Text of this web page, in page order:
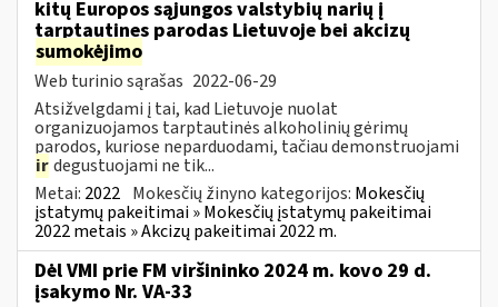
kitų Europos sąjungos valstybių narių į
tarptautines parodas Lietuvoje bei akcizų
sumokėjimo
Web turinio sąrašas 2022-06-29
Atsižvelgdami į tai, kad Lietuvoje nuolat
organizuojamos tarptautinės alkoholinių gėrimų
parodos, kuriose neparduodami, tačiau demonstruojami
irdegustuojami ne tik...
Metai: 2022 Mokesčių žinyno kategorijos: Mokesčių
įstatymų pakeitimai » Mokesčių įstatymų pakeitimai
2022 metais » Akcizų pakeitimai 2022 m.
Dėl VMI prie FM viršininko 2024 m. kovo 29 d.
įsakymo Nr. VA-33